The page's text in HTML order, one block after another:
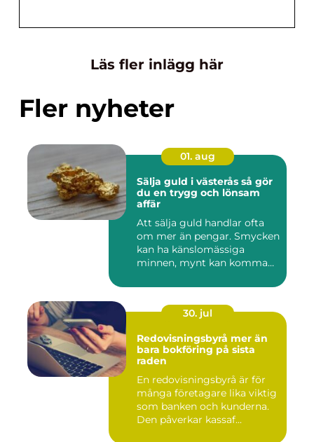
Läs fler inlägg här
Fler nyheter
01. aug
Sälja guld i västerås så gör
du en trygg och lönsam
affär
Att sälja guld handlar ofta
om mer än pengar. Smycken
kan ha känslomässiga
minnen, mynt kan komma
30. jul
Redovisningsbyrå mer än
bara bokföring på sista
raden
En redovisningsbyrå är för
många företagare lika viktig
som banken och kunderna.
Den påverkar kassaf...